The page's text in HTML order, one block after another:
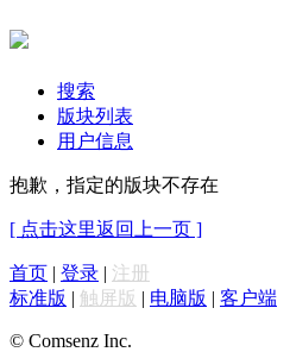
搜索
版块列表
用户信息
抱歉，指定的版块不存在
[ 点击这里返回上一页 ]
首页 | 登录 | 注册
标准版 | 触屏版 | 电脑版 | 客户端
© Comsenz Inc.